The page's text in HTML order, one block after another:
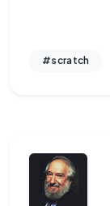
#scratch